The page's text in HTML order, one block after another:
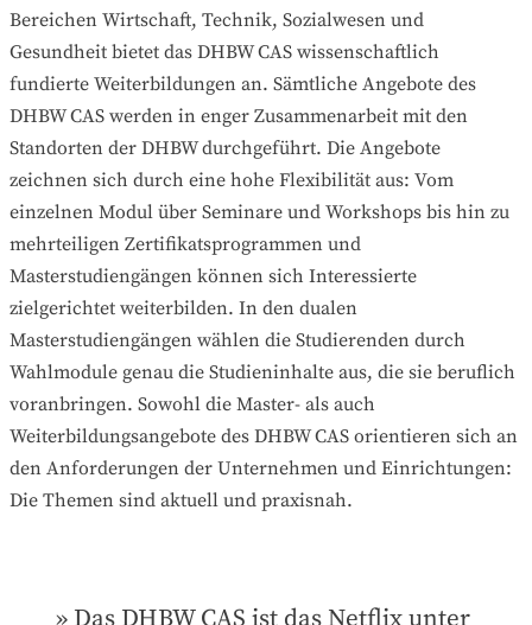
Bereichen Wirtschaft, Technik, Sozialwesen und
Gesundheit bietet das DHBW CAS wissenschaftlich
fundierte Weiterbildungen an. Sämtliche Angebote des
DHBW CAS werden in enger Zusammenarbeit mit den
Standorten der DHBW durchgeführt. Die Angebote
zeichnen sich durch eine hohe Flexibilität aus: Vom
einzelnen Modul über Seminare und Workshops bis hin zu
mehrteiligen Zertifikatsprogrammen und
Masterstudiengängen können sich Interessierte
zielgerichtet weiterbilden. In den dualen
Masterstudiengängen wählen die Studierenden durch
Wahlmodule genau die Studieninhalte aus, die sie beruflich
voranbringen. Sowohl die Master- als auch
Weiterbildungsangebote des DHBW CAS orientieren sich an
den Anforderungen der Unternehmen und Einrichtungen:
Die Themen sind aktuell und praxisnah.